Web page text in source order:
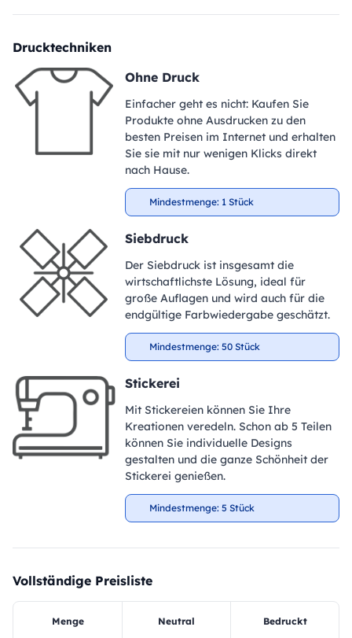
Drucktechniken
Ohne Druck
Einfacher geht es nicht: Kaufen Sie
Produkte ohne Ausdrucken zu den
besten Preisen im Internet und erhalten
Sie sie mit nur wenigen Klicks direkt
nach Hause.
Mindestmenge: 1 Stück
Siebdruck
Der Siebdruck ist insgesamt die
wirtschaftlichste Lösung, ideal für
große Auflagen und wird auch für die
endgültige Farbwiedergabe geschätzt.
Mindestmenge: 50 Stück
Stickerei
Mit Stickereien können Sie Ihre
Kreationen veredeln. Schon ab 5 Teilen
können Sie individuelle Designs
gestalten und die ganze Schönheit der
Stickerei genießen.
Mindestmenge: 5 Stück
Vollständige Preisliste
Menge Neutral Bedruckt